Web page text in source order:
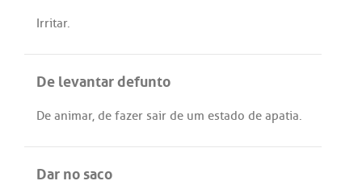
Irritar.
De levantar defunto
De animar, de fazer sair de um estado de apatia.
Dar no saco